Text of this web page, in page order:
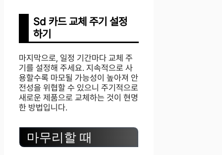
Sd 카드 교체 주기 설정
하기
마지막으로, 일정 기간마다 교체 주
기를 설정해 주세요. 지속적으로 사
용할수록 마모될 가능성이 높아져 안
전성을 위협할 수 있으니 주기적으로
새로운 제품으로 교체하는 것이 현명
한 방법입니다.
마무리할 때